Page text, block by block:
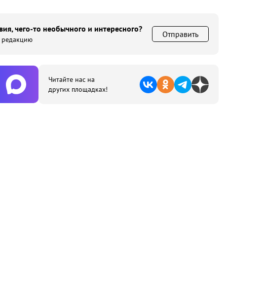
чего-то необычного и интересного?
редакцию
Отправить
Читайте нас на
других площадках!